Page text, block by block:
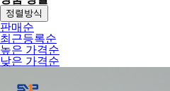
정렬방식
판매순
최근등록순
높은 가격순
낮은 가격순